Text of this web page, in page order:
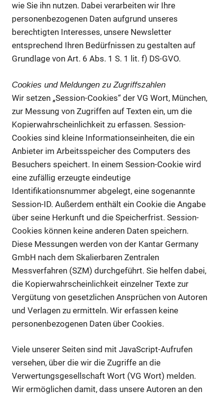
wie Sie ihn nutzen. Dabei verarbeiten wir Ihre
personenbezogenen Daten aufgrund unseres
berechtigten Interesses, unsere Newsletter
entsprechend Ihren Bedürfnissen zu gestalten auf
Grundlage von Art. 6 Abs. 1 S. 1 lit. f) DS-GVO.
Cookies und Meldungen zu Zugriffszahlen
Wir setzen „Session-Cookies“ der VG Wort, München,
zur Messung von Zugriffen auf Texten ein, um die
Kopierwahrscheinlichkeit zu erfassen. Session-
Cookies sind kleine Informationseinheiten, die ein
Anbieter im Arbeitsspeicher des Computers des
Besuchers speichert. In einem Session-Cookie wird
eine zufällig erzeugte eindeutige
Identifikationsnummer abgelegt, eine sogenannte
Session-ID. Außerdem enthält ein Cookie die Angabe
über seine Herkunft und die Speicherfrist. Session-
Cookies können keine anderen Daten speichern.
Diese Messungen werden von der Kantar Germany
GmbH nach dem Skalierbaren Zentralen
Messverfahren (SZM) durchgeführt. Sie helfen dabei,
die Kopierwahrscheinlichkeit einzelner Texte zur
Vergütung von gesetzlichen Ansprüchen von Autoren
und Verlagen zu ermitteln. Wir erfassen keine
personenbezogenen Daten über Cookies.
Viele unserer Seiten sind mit JavaScript-Aufrufen
versehen, über die wir die Zugriffe an die
Verwertungsgesellschaft Wort (VG Wort) melden.
Wir ermöglichen damit, dass unsere Autoren an den